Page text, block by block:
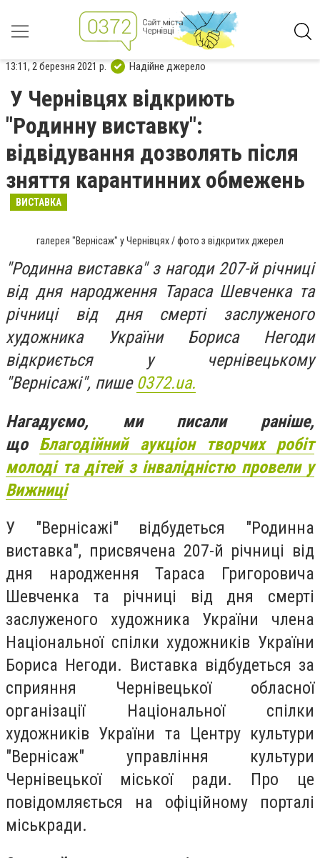
13:11, 2 березня 2021 р. Надійне джерело
У Чернівцях відкриють
"Родинну виставку":
відвідування дозволять після
зняття карантинних обмежень
ВИСТАВКА
галерея "Вернісаж" у Чернівцях / фото з відкритих джерел
"Родинна виставка" з нагоди 207-й річниці
від дня народження Тараса Шевченка та
річниці від дня смерті заслуженого
художника України Бориса Негоди
відкриється у чернівецькому
"Вернісажі", пише 0372.ua.
Нагадуємо, ми писали раніше,
що Благодійний аукціон творчих робіт
молоді та дітей з інвалідністю провели у
Вижниці
У "Вернісажі" відбудеться "Родинна
виставка", присвячена 207-й річниці від
дня народження Тараса Григоровича
Шевченка та річниці від дня смерті
заслуженого художника України члена
Національної спілки художників України
Бориса Негоди. Виставка відбудеться за
сприяння Чернівецької обласної
організації Національної спілки
художників України та Центру культури
"Вернісаж" управління культури
Чернівецької міської ради. Про це
повідомляється на офіційному порталі
міськради.